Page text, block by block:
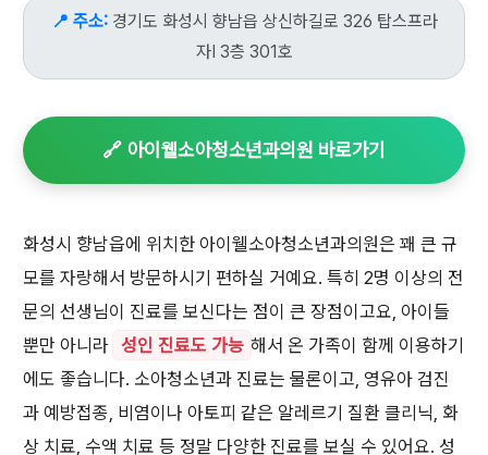
📍 주소:경기도 화성시 향남읍 상신하길로 326 탑스프라
자I 3층 301호
🔗 아이웰소아청소년과의원 바로가기
화성시 향남읍에 위치한 아이웰소아청소년과의원은 꽤 큰 규
모를 자랑해서 방문하시기 편하실 거예요. 특히 2명 이상의 전
문의 선생님이 진료를 보신다는 점이 큰 장점이고요, 아이들
뿐만 아니라 성인 진료도 가능 해서 온 가족이 함께 이용하기
에도 좋습니다. 소아청소년과 진료는 물론이고, 영유아 검진
과 예방접종, 비염이나 아토피 같은 알레르기 질환 클리닉, 화
상 치료, 수액 치료 등 정말 다양한 진료를 보실 수 있어요. 성